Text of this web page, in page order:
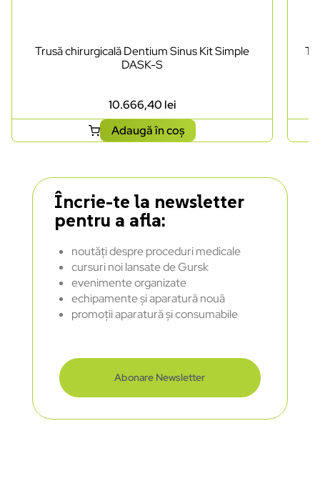
Trusă chirurgicală Dentium Sinus Kit Simple
DASK-S
10.666,40 lei
Adaugă în coș
Încrie-te la newsletter
pentru a afla:
noutăți despre proceduri medicale
cursuri noi lansate de Gursk
evenimente organizate
echipamente și aparatură nouă
promoții aparatură și consumabile
Abonare Newsletter